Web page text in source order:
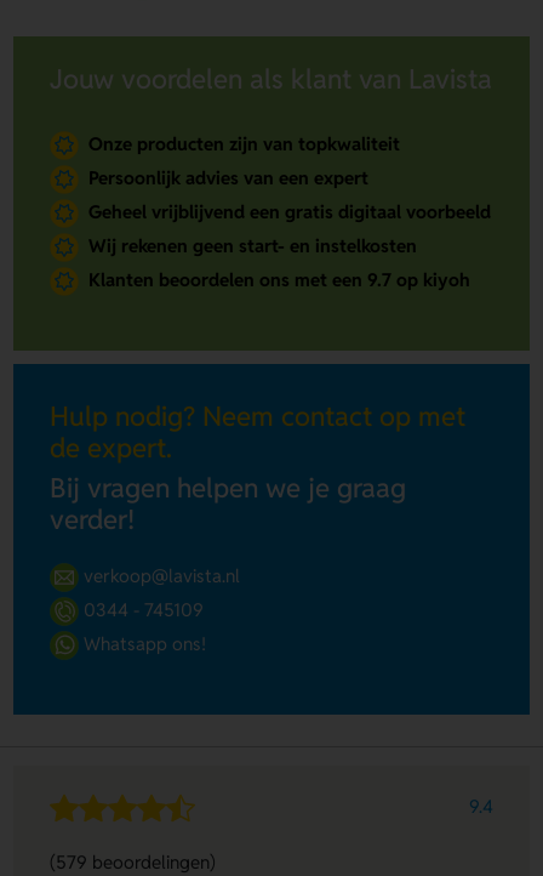
Jouw voordelen als klant van Lavista
Onze producten zijn van topkwaliteit
Persoonlijk advies van een expert
Geheel vrijblijvend een gratis digitaal voorbeeld
Wij rekenen geen start- en instelkosten
Klanten beoordelen ons met een 9.7 op kiyoh
Hulp nodig? Neem contact op met
de expert.
Bij vragen helpen we je graag
verder!
verkoop@lavista.nl
0344 - 745109
Whatsapp ons!
9.4
(579 beoordelingen)